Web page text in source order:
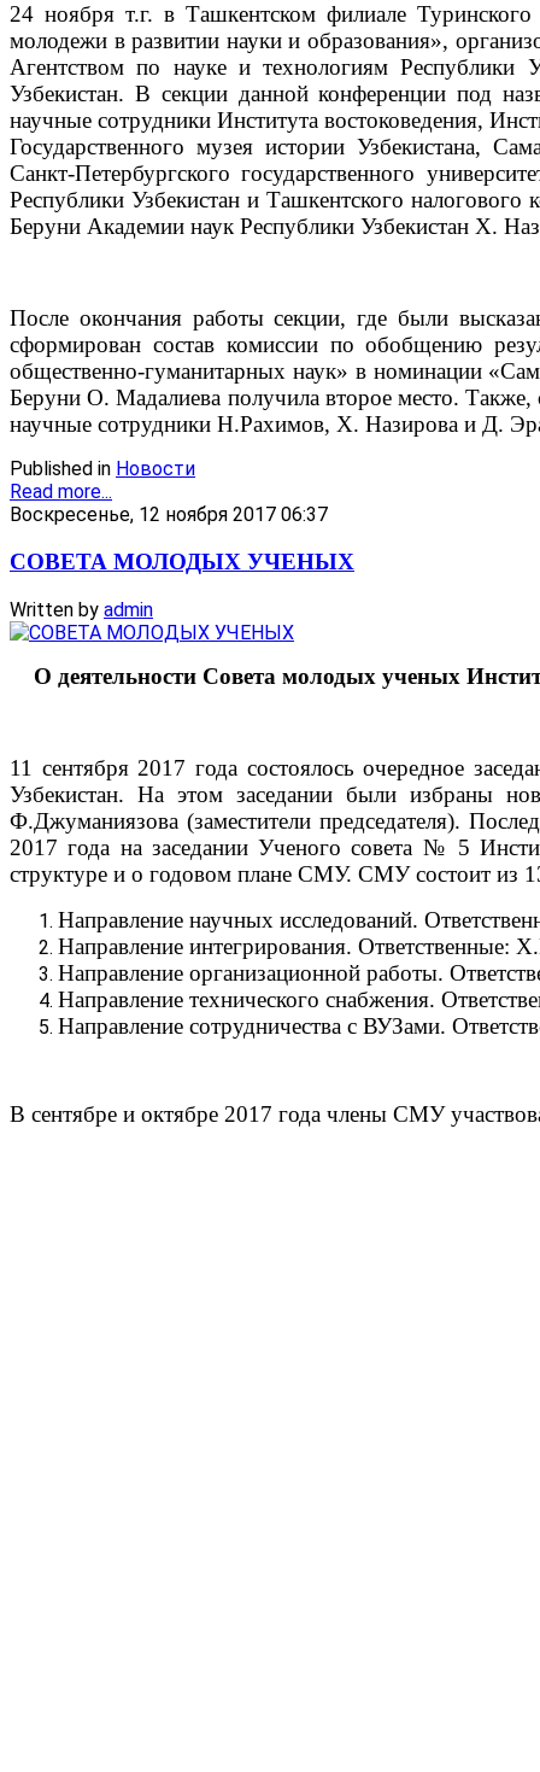
24 ноября т.г. в Ташкентском филиале Туринского
молодежи в развитии науки и образования»,
Агентством по науке и технологиям Республики
Узбекистан. В секции данной конференции под
научные сотрудники Института востоковедения,
Государственного музея истории Узбекистана,
Санкт-Петербургского государственного
Республики Узбекистан и Ташкентского
Беруни Академии наук Республики Узбекистан Х.
После окончания работы секции, где были
сформирован состав комиссии по обобщению
общественно-гуманитарных наук» в номинации
Беруни О. Мадалиева получила второе место.
научные сотрудники Н.Рахимов, Х. Назирова и Д.
Published in Новости
Read more...
Воскресенье, 12 ноября 2017 06:37
СОВЕТА МОЛОДЫХ УЧЕНЫХ
Written by admin
О деятельности Совета молодых ученых
11 сентября 2017 года состоялось очередное
Узбекистан. На этом заседании были избраны
Ф.Джуманиязова (заместители председателя).
2017 года на заседании Ученого совета № 5
структуре и о годовом плане СМУ. СМУ состоит из
Направление научных исследований.
Направление интегрирования. Ответственные:
Направление организационной работы.
Направление технического снабжения.
Направление сотрудничества с ВУЗами.
В сентябре и октябре 2017 года члены СМУ